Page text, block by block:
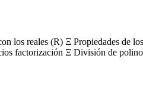
los reales (R) Ξ Propiedades de
factorización Ξ División de